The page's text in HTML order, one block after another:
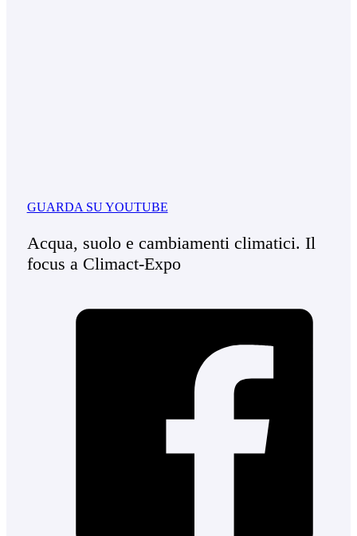
GUARDA SU YOUTUBE
Acqua, suolo e cambiamenti climatici. Il
focus a Climact-Expo